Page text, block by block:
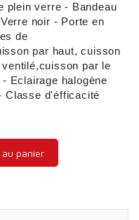
plein verre - Bandeau
noir - Porte en
de
par haut, cuisson
par le
Eclairage halogène
Classe d'éfficacité
panier